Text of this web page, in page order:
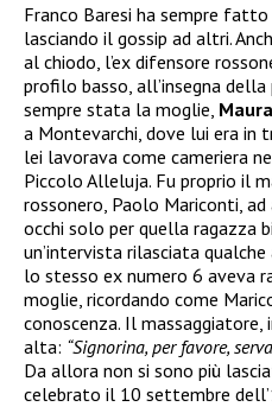
Franco Baresi ha sempre
lasciando il gossip ad altri.
al chiodo, l’ex difensore
profilo basso, all’insegna della
sempre stata la moglie,
a Montevarchi, dove lui era in
lei lavorava come cameriera
Piccolo Alleluja. Fu proprio il
rossonero, Paolo Mariconti, ad
occhi solo per quella ragazza
un’intervista rilasciata
lo stesso ex numero 6 aveva
moglie, ricordando come
conoscenza. Il
alta: “Signorina, per favore,
Da allora non si sono più
celebrato il 10 settembre